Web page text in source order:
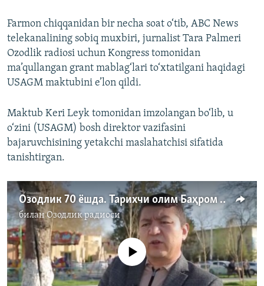
Farmon chiqqanidan bir necha soat o‘tib, ABC News
telekanalining sobiq muxbiri, jurnalist Tara Palmeri
Ozodlik radiosi uchun Kongress tomonidan
ma’qullangan grant mablag‘lari to‘xtatilgani haqidagi
USAGM maktubini e’lon qildi.
Maktub Keri Leyk tomonidan imzolangan bo‘lib, u
o‘zini (USAGM) bosh direktor vazifasini
bajaruvchisining yetakchi maslahatchisi sifatida
tanishtirgan.
Озодлик 70 ёшда. Тарихчи олим Баҳром Ирзаев билан суҳбат
биланОзодлик радиоси
Айни дамда медиа-манба мавжуд эмас